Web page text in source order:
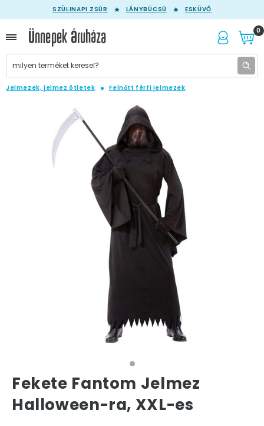
SZÜLINAPI ZSÚR LÁNYBÚCSÚ ESKÜVŐ
0
Jelmezek, jelmez ötletek Felnőtt férfi jelmezek
Fekete Fantom Jelmez
Halloween-ra, XXL-es